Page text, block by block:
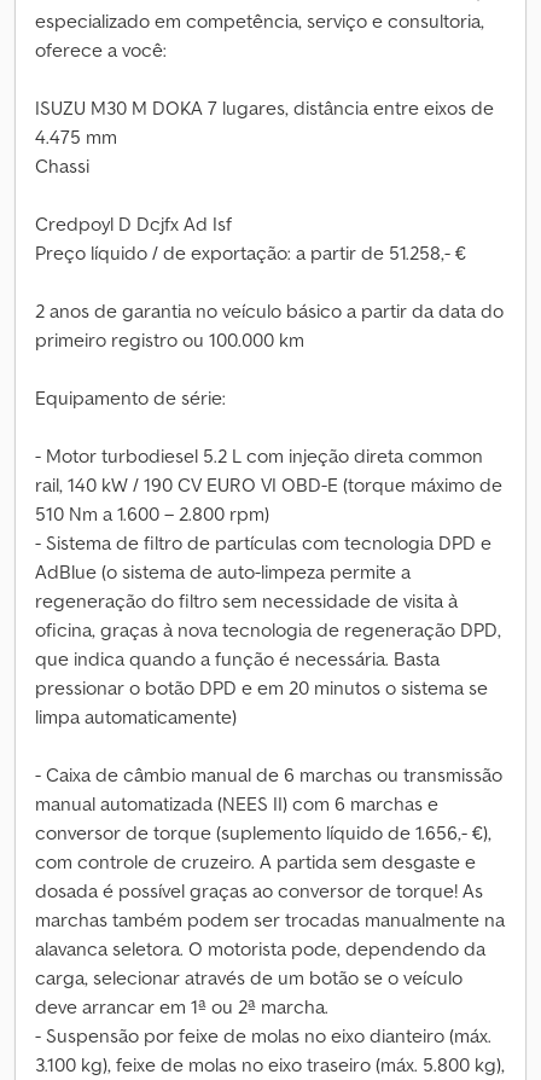
especializado em competência, serviço e consultoria,
oferece a você:
ISUZU M30 M DOKA 7 lugares, distância entre eixos de
4.475 mm
Chassi
Credpoyl D Dcjfx Ad Isf
Preço líquido / de exportação: a partir de 51.258,- €
2 anos de garantia no veículo básico a partir da data do
primeiro registro ou 100.000 km
Equipamento de série:
- Motor turbodiesel 5.2 L com injeção direta common
rail, 140 kW / 190 CV EURO VI OBD-E (torque máximo de
510 Nm a 1.600 – 2.800 rpm)
- Sistema de filtro de partículas com tecnologia DPD e
AdBlue (o sistema de auto-limpeza permite a
regeneração do filtro sem necessidade de visita à
oficina, graças à nova tecnologia de regeneração DPD,
que indica quando a função é necessária. Basta
pressionar o botão DPD e em 20 minutos o sistema se
limpa automaticamente)
- Caixa de câmbio manual de 6 marchas ou transmissão
manual automatizada (NEES II) com 6 marchas e
conversor de torque (suplemento líquido de 1.656,- €),
com controle de cruzeiro. A partida sem desgaste e
dosada é possível graças ao conversor de torque! As
marchas também podem ser trocadas manualmente na
alavanca seletora. O motorista pode, dependendo da
carga, selecionar através de um botão se o veículo
deve arrancar em 1ª ou 2ª marcha.
- Suspensão por feixe de molas no eixo dianteiro (máx.
3.100 kg), feixe de molas no eixo traseiro (máx. 5.800 kg),